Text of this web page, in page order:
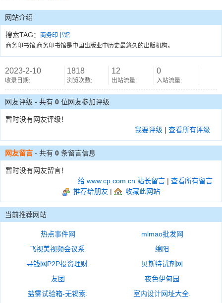
网站介绍
搜索TAG：
商务印书馆
商务印书馆,商务印书馆是中国出版业中历史最悠久的出版机构。
2023-2-10
收录日期:
1818
浏览次数:
12
出站流量:
0
入站流量:
网友评级 - 共有 0 位网友参加评级
暂时没有网友评级！
我要评级 | 查看所有评级
网友留言 - 共有 0 条留言信息
暂时没有网友留言！
给 www.cp.com.cn 站长留言 | 查看所有留言
推荐给朋友 | 收藏此网站
当前推荐网站
热点事件网
mlmao批发网
飞视美视频会议系.
绵阳
寻钱网P2P投资理财.
贝斯特试剂网
友团
夜色伊甸园
盐雾试验箱-无锡索.
室内设计网址大全.